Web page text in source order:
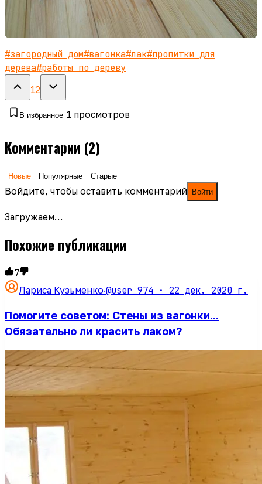
#загородный дом#вагонка#лак#пропитки для
дерева#работы по дереву
12
В избранное 1 просмотров
Комментарии (2)
Новые Популярные Старые
Войдите, чтобы оставить комментарий Войти
Загружаем…
Похожие публикации
7
Лариса Кузьменко·@user_974 · 22 дек. 2020 г.
Помогите советом: Стены из вагонки...
Обязательно ли красить лаком?